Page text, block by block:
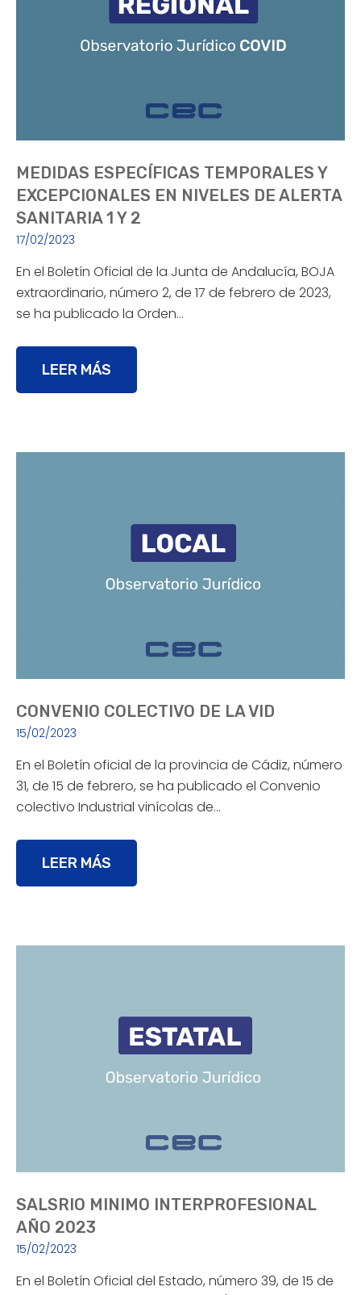
MEDIDAS ESPECÍFICAS TEMPORALES Y
EXCEPCIONALES EN NIVELES DE ALERTA
SANITARIA 1 Y 2
17/02/2023
En el Boletín Oficial de la Junta de Andalucía, BOJA
extraordinario, número 2, de 17 de febrero de 2023,
se ha publicado la Orden…
LEER MÁS
CONVENIO COLECTIVO DE LA VID
15/02/2023
En el Boletín oficial de la provincia de Cádiz, número
31, de 15 de febrero, se ha publicado el Convenio
colectivo Industrial vinícolas de…
LEER MÁS
SALSRIO MINIMO INTERPROFESIONAL
AÑO 2023
15/02/2023
En el Boletín Oficial del Estado, número 39, de 15 de